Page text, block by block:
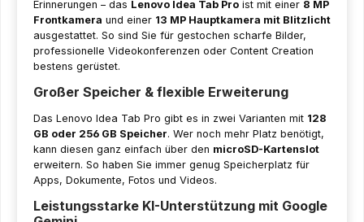
Erinnerungen – das Lenovo Idea Tab Pro ist mit einer 8 MP
Frontkamera und einer 13 MP Hauptkamera mit Blitzlicht
ausgestattet. So sind Sie für gestochen scharfe Bilder,
professionelle Videokonferenzen oder Content Creation
bestens gerüstet.
Großer Speicher & flexible Erweiterung
Das Lenovo Idea Tab Pro gibt es in zwei Varianten mit 128
GB oder 256 GB Speicher. Wer noch mehr Platz benötigt,
kann diesen ganz einfach über den microSD-Kartenslot
erweitern. So haben Sie immer genug Speicherplatz für
Apps, Dokumente, Fotos und Videos.
Leistungsstarke KI-Unterstützung mit Google